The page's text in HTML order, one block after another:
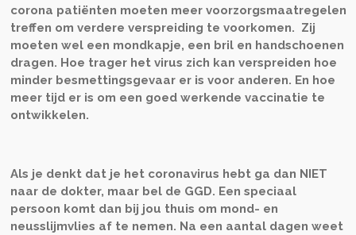
corona patiënten moeten meer voorzorgsmaatregelen
treffen om verdere verspreiding te voorkomen. Zij
moeten wel een mondkapje, een bril en handschoenen
dragen. Hoe trager het virus zich kan verspreiden hoe
minder besmettingsgevaar er is voor anderen. En hoe
meer tijd er is om een goed werkende vaccinatie te
ontwikkelen.
Als je denkt dat je het coronavirus hebt ga dan NIET
naar de dokter, maar bel de GGD. Een speciaal
persoon komt dan bij jou thuis om mond- en
neusslijmvlies af te nemen. Na een aantal dagen weet